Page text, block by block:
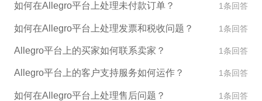
如何在Allegro平台上处理未付款订单？ 1条回答
如何在Allegro平台上处理发票和税收问题？ 1条回答
Allegro平台上的买家如何联系卖家？ 1条回答
Allegro平台上的客户支持服务如何运作？ 1条回答
如何在Allegro平台上处理售后问题？ 1条回答